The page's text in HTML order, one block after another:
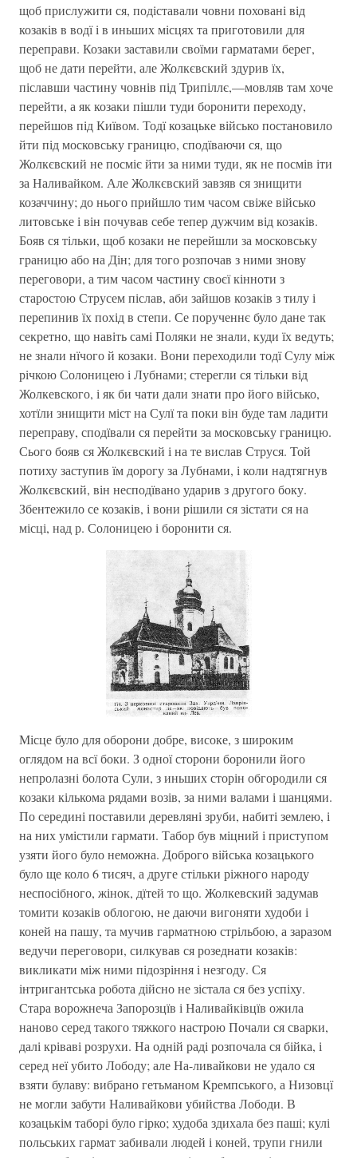
щоб прислужити ся, подіставали човни поховані від
козаків в водї і в иньших місцях та приготовили для
переправи. Козаки заставили своїми гарматами берег,
щоб не дати перейти, але Жолкєвский здурив їх,
піславши частину човнів під Трипіллє,—мовляв там хоче
перейти, а як козаки пішли туди боронити переходу,
перейшов під Київом. Тодї козацьке військо постановило
йти під московську границю, сподїваючи ся, що
Жолкєвский не посміє йти за ними туди, як не посмів іти
за Наливайком. Але Жолкєвский завзяв ся знищити
козаччину; до нього прийшло тим часом свіже військо
литовське і він почував себе тепер дужчим від козаків.
Бояв ся тільки, щоб козаки не перейшли за московську
границю або на Дін; для того розпочав з ними знову
переговори, а тим часом частину своєї кінноти з
старостою Струсем післав, аби зайшов козаків з тилу і
перепинив їх похід в степи. Се порученнє було дане так
секретно, що навіть самі Поляки не знали, куди їх ведуть;
не знали нїчого й козаки. Вони переходили тодї Сулу між
річкою Солоницею і Лубнами; стерегли ся тільки від
Жолкевского, і як би чати дали знати про його військо,
хотїли знищити міст на Сулї та поки він буде там ладити
переправу, сподївали ся перейти за московську границю.
Сього бояв ся Жолкєвский і на те вислав Струся. Той
потиху заступив їм дорогу за Лубнами, і коли надтягнув
Жолкєвский, він несподївано ударив з другого боку.
Збентежило се козаків, і вони рішили ся зістати ся на
місці, над р. Солоницею і боронити ся.
Місце було для оборони добре, високе, з широким
оглядом на всї боки. З одної сторони боронили його
непролазні болота Сули, з иньших сторін обгородили ся
козаки кількома рядами возів, за ними валами і шанцями.
По середині поставили деревляні зруби, набиті землею, і
на них умістили гармати. Табор був міцний і приступом
узяти його було неможна. Доброго війська козацького
було ще коло 6 тисяч, а друге стільки ріжного народу
неспосібного, жінок, дїтей то що. Жолкевский задумав
томити козаків облогою, не даючи вигоняти худоби і
коней на пашу, та мучив гарматною стрільбою, а заразом
ведучи переговори, силкував ся розеднати козаків:
викликати між ними підозріння і незгоду. Ся
інтригантська робота дійсно не зістала ся без успіху.
Стара ворожнеча Запорозцїв і Наливайківцїв ожила
наново серед такого тяжкого настрою Почали ся сварки,
далі кріваві розрухи. На одній раді розпочала ся бійка, і
серед неї убито Лободу; але На-ливайкови не удало ся
взяти булаву: вибрано гетьманом Кремпського, а Низовцї
не могли забути Наливайкови убийства Лободи. В
козацькім таборі було гірко; худоба здихала без паші; кулі
польських гармат забивали людей і коней, трупи гнили